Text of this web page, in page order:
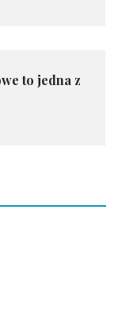
to jedna z